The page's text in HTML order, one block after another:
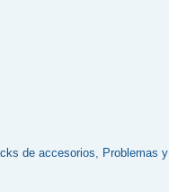
de accesorios, Problemas y